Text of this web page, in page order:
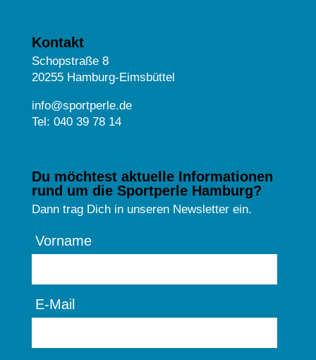
Kontakt
Schopstraße 8
20255 Hamburg-Eimsbüttel
info@sportperle.de
Tel: 040 39 78 14
Du möchtest aktuelle Informationen
rund um die Sportperle Hamburg?
Dann trag Dich in unseren Newsletter ein.
Vorname
E-Mail